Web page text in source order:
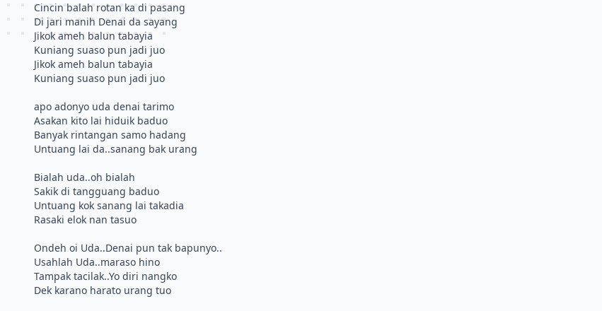
Cincin balah rotan ka di pasang
Di jari manih Denai da sayang
Jikok ameh balun tabayia
Kuniang suaso pun jadi juo
Jikok ameh balun tabayia
Kuniang suaso pun jadi juo
apo adonyo uda denai tarimo
Asakan kito lai hiduik baduo
Banyak rintangan samo hadang
Untuang lai da..sanang bak urang
Bialah uda..oh bialah
Sakik di tangguang baduo
Untuang kok sanang lai takadia
Rasaki elok nan tasuo
Ondeh oi Uda..Denai pun tak bapunyo..
Usahlah Uda..maraso hino
Tampak tacilak..Yo diri nangko
Dek karano harato urang tuo